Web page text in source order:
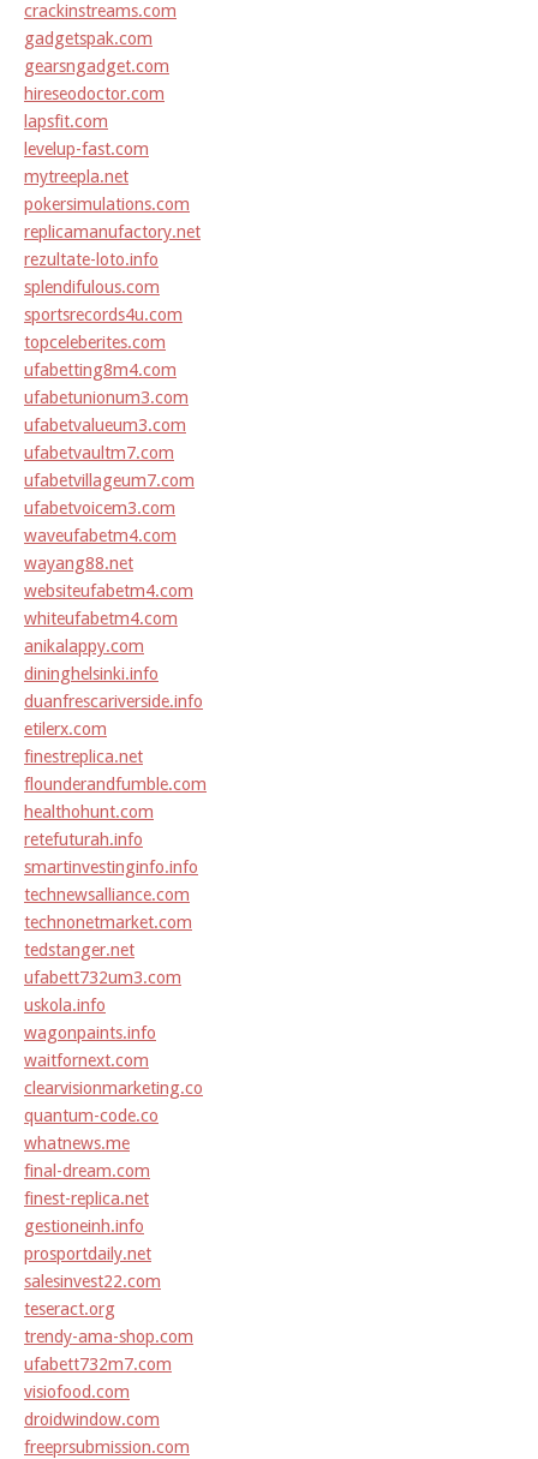
crackinstreams.com
gadgetspak.com
gearsngadget.com
hireseodoctor.com
lapsfit.com
levelup-fast.com
mytreepla.net
pokersimulations.com
replicamanufactory.net
rezultate-loto.info
splendifulous.com
sportsrecords4u.com
topceleberites.com
ufabetting8m4.com
ufabetunionum3.com
ufabetvalueum3.com
ufabetvaultm7.com
ufabetvillageum7.com
ufabetvoicem3.com
waveufabetm4.com
wayang88.net
websiteufabetm4.com
whiteufabetm4.com
anikalappy.com
dininghelsinki.info
duanfrescariverside.info
etilerx.com
finestreplica.net
flounderandfumble.com
healthohunt.com
retefuturah.info
smartinvestinginfo.info
technewsalliance.com
technonetmarket.com
tedstanger.net
ufabett732um3.com
uskola.info
wagonpaints.info
waitfornext.com
clearvisionmarketing.co
quantum-code.co
whatnews.me
final-dream.com
finest-replica.net
gestioneinh.info
prosportdaily.net
salesinvest22.com
teseract.org
trendy-ama-shop.com
ufabett732m7.com
visiofood.com
droidwindow.com
freeprsubmission.com